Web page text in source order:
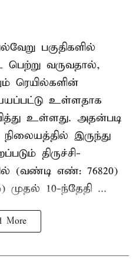
பகுதிகளில்
பெற்று வருவதால்,
ரெயில்களின்
உள்ளதாக
உள்ளது. அதன்படி
இருந்து
திருச்சி-
(வண்டி எண்: 76820)
10-ந்தேதி ...
More